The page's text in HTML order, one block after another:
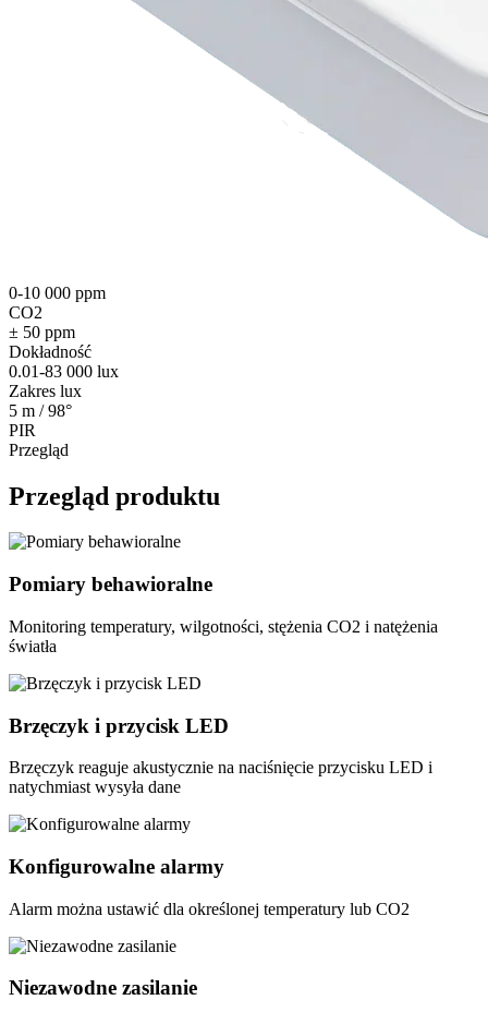
0-10 000 ppm
CO2
± 50 ppm
Dokładność
0.01-83 000 lux
Zakres lux
5 m / 98°
PIR
Przegląd
Przegląd produktu
Pomiary behawioralne
Monitoring temperatury, wilgotności, stężenia CO2 i natężenia
światła
Brzęczyk i przycisk LED
Brzęczyk reaguje akustycznie na naciśnięcie przycisku LED i
natychmiast wysyła dane
Konfigurowalne alarmy
Alarm można ustawić dla określonej temperatury lub CO2
Niezawodne zasilanie